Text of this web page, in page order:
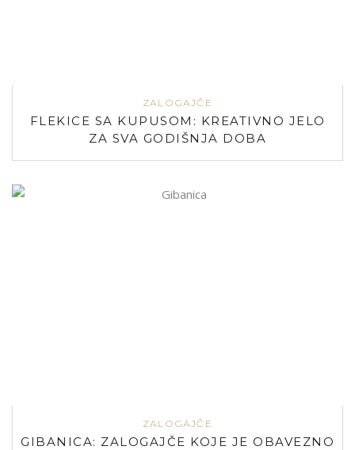
ZALOGAJČE
FLEKICE SA KUPUSOM: KREATIVNO JELO
ZA SVA GODIŠNJA DOBA
ZALOGAJČE
GIBANICA: ZALOGAJČE KOJE JE OBAVEZNO